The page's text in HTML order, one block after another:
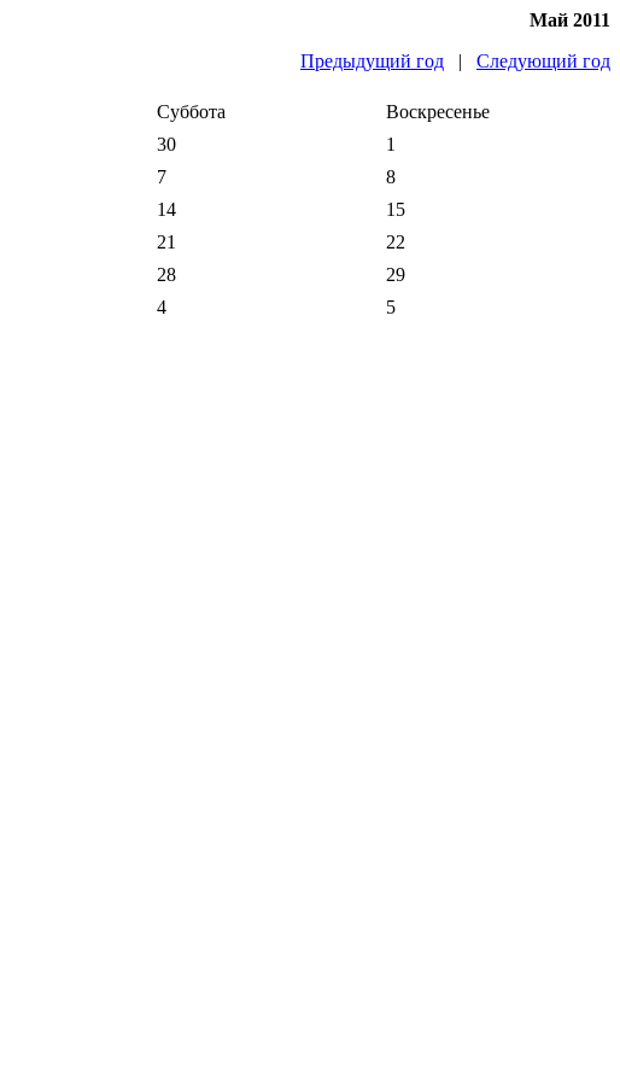
Май 2011
Предыдущий год | Следующий год
Суббота
Воскресенье
30
1
7
8
14
15
21
22
28
29
4 5